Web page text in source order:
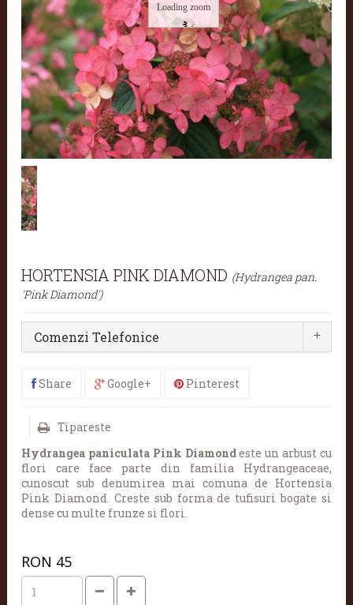
Loading zoom
HORTENSIA PINK DIAMOND (Hydrangea pan.
'Pink Diamond')
Comenzi Telefonice
Share Google+ Pinterest
Tipareste
Hydrangea paniculata Pink Diamond este un arbust cu
flori care face parte din familia Hydrangeaceae,
cunoscut sub denumirea mai comuna de Hortensia
Pink Diamond. Creste sub forma de tufisuri bogate si
dense cu multe frunze si flori.
RON 45